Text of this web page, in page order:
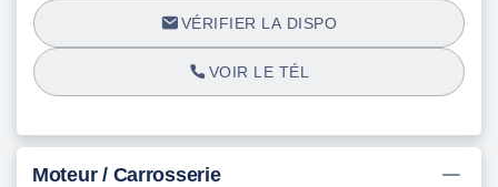
VÉRIFIER LA DISPO
VOIR LE TÉL
Moteur / Carrosserie